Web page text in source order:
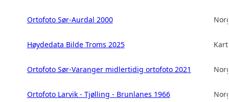
Ortofoto Sør-Aurdal 2000
Høydedata Bilde Troms 2025
Ortofoto Sør-Varanger midlertidig ortofoto 2021
Ortofoto Larvik - Tjølling - Brunlanes 1966